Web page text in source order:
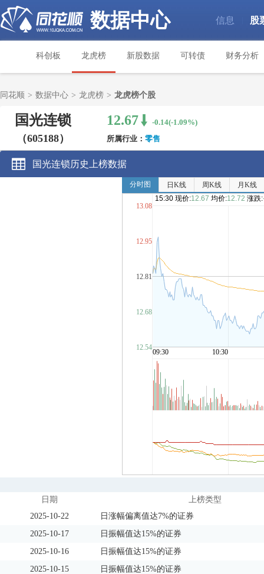
数据中心 信息 股
科创板 龙虎榜 新股数据 可转债 财务分析
同花顺 > 数据中心 > 龙虎榜 > 龙虎榜个股
国光连锁
（605188）
12.67
-0.14(-1.09%)
所属行业： 零售
国光连锁历史上榜数据
日期
上榜类型
2025-10-22
日涨幅偏离值达7%的证券
2025-10-17
日振幅值达15%的证券
2025-10-16
日振幅值达15%的证券
2025-10-15
日振幅值达15%的证券